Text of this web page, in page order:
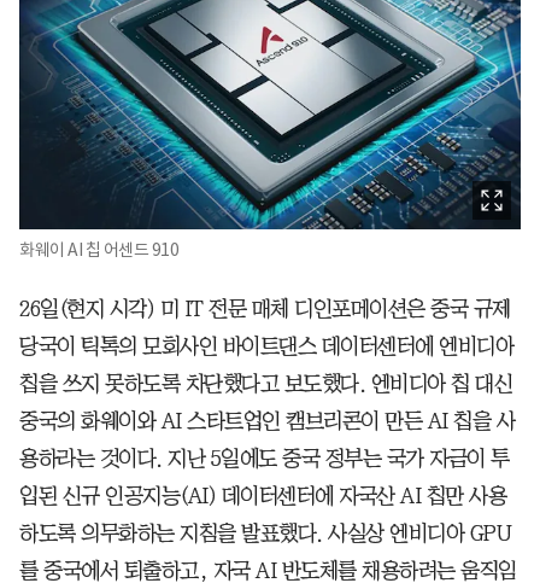
화웨이 AI 칩 어센드 910
26일(현지 시각) 미 IT 전문 매체 디인포메이션은 중국 규제
당국이 틱톡의 모회사인 바이트댄스 데이터센터에 엔비디아
칩을 쓰지 못하도록 차단했다고 보도했다. 엔비디아 칩 대신
중국의 화웨이와 AI 스타트업인 캠브리콘이 만든 AI 칩을 사
용하라는 것이다. 지난 5일에도 중국 정부는 국가 자금이 투
입된 신규 인공지능(AI) 데이터센터에 자국산 AI 칩만 사용
하도록 의무화하는 지침을 발표했다. 사실상 엔비디아 GPU
를 중국에서 퇴출하고, 자국 AI 반도체를 채용하려는 움직임